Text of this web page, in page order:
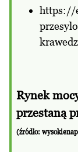
https://
Rynek
przestaną
(źródło: